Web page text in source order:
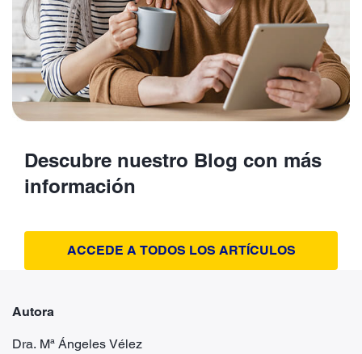
Descubre nuestro Blog con más
información
ACCEDE A TODOS LOS ARTÍCULOS
Autora
Dra. Mª Ángeles Vélez